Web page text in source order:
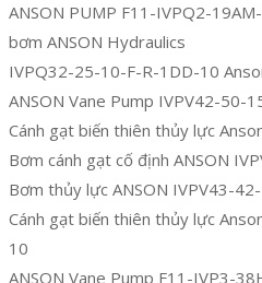
ANSON PUMP F11-IVPQ2-
bơm ANSON Hydraulics
IVPQ32-25-10-F-R-1DD-10
ANSON Vane Pump IVPV42-50-
Cánh gạt biến thiên thủy lực
Bơm cánh gạt cố định ANSON
Bơm thủy lực ANSON IVPV43-
Cánh gạt biến thiên thủy lực
10
ANSON Vane Pump F11-IVP3-